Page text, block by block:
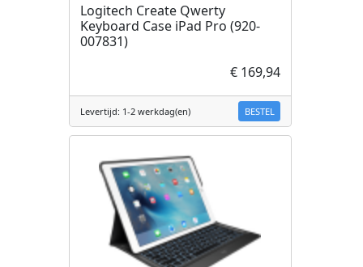
Logitech Create Qwerty
Keyboard Case iPad Pro (920-
007831)
€ 169,94
Levertijd: 1-2 werkdag(en) BESTEL